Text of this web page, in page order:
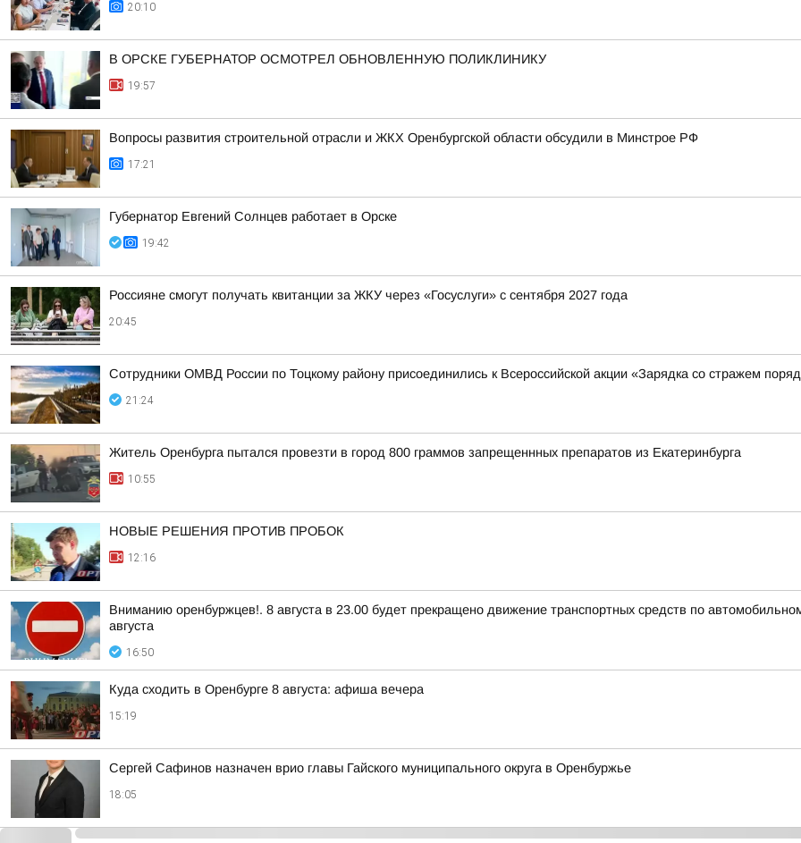
20:10
В ОРСКЕ ГУБЕРНАТОР ОСМОТРЕЛ ОБНОВЛЕННУЮ ПОЛИКЛИНИКУ
19:57
Вопросы развития строительной отрасли и ЖКХ Оренбургской области обсудили в Минстрое РФ
17:21
Губернатор Евгений Солнцев работает в Орске
19:42
Россияне смогут получать квитанции за ЖКУ через «Госуслуги» с сентября 2027 года
20:45
Сотрудники ОМВД России по Тоцкому району присоединились к Всероссийской акции «Зарядка со стражем
21:24
Житель Оренбурга пытался провезти в город 800 граммов запрещеннных препаратов из Екатеринбурга
10:55
НОВЫЕ РЕШЕНИЯ ПРОТИВ ПРОБОК
12:16
Вниманию оренбуржцев!. 8 августа в 23.00 будет прекращено движение транспортных средств по
августа
16:50
Куда сходить в Оренбурге 8 августа: афиша вечера
15:19
Сергей Сафинов назначен врио главы Гайского муниципального округа в Оренбуржье
18:05